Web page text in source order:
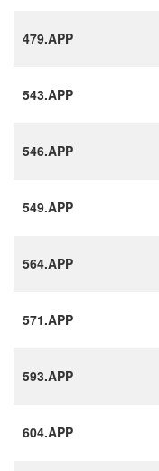
479.APP
543.APP
546.APP
549.APP
564.APP
571.APP
593.APP
604.APP